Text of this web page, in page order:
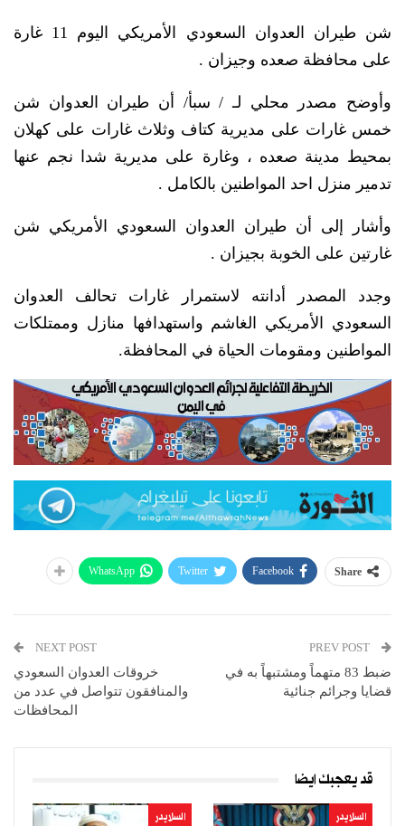
شن طيران العدوان السعودي الأمريكي اليوم 11 غارة
على محافظة صعده وجيزان .
وأوضح مصدر محلي لـ / سبأ/ أن طيران العدوان شن
خمس غارات على مديرية كتاف وثلاث غارات على كهلان
بمحيط مدينة صعده ، وغارة على مديرية شدا نجم عنها
تدمير منزل احد المواطنين بالكامل .
وأشار إلى أن طيران العدوان السعودي الأمريكي شن
غارتين على الخوبة بجيزان .
وجدد المصدر أدانته لاستمرار غارات تحالف العدوان
السعودي الأمريكي الغاشم واستهدافها منازل وممتلكات
المواطنين ومقومات الحياة في المحافظة.
Share
Facebook
Twitter
WhatsApp
ضبط 83 متهماً ومشتبهاً به في
قضايا وجرائم جنائية
NEXT POST
خروقات العدوان السعودي
والمنافقون تتواصل في عدد من
المحافظات
قد يعجبك ايضا
السلايدر السلايدر